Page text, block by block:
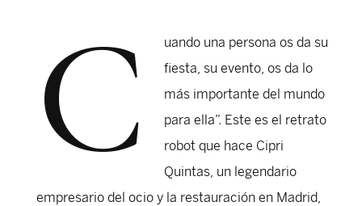
C
uando una persona os da su
fiesta, su evento, os da lo
más importante del mundo
para ella”. Este es el retrato
robot que hace Cipri
Quintas, un legendario
empresario del ocio y la restauración en Madrid,